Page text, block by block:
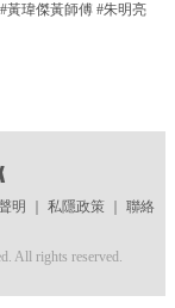
黃瑋傑黃師傅 #朱明亮
明 私隱政策｜ 聯絡
All rights reserved.